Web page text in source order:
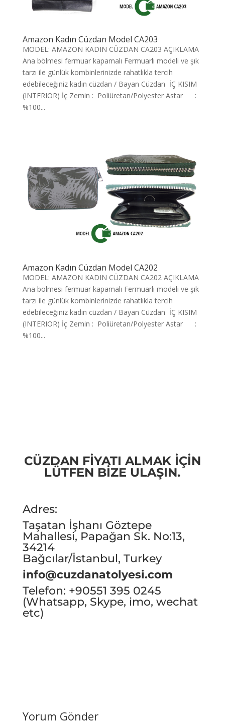
Amazon Kadın Cüzdan Model CA203
MODEL: AMAZON KADIN CÜZDAN CA203 AÇIKLAMA
Ana bölmesi fermuar kapamalı Fermuarlı modeli ve şık
tarzı ile günlük kombinlerinizde rahatlıkla tercih
edebileceğiniz kadın cüzdan / Bayan Cüzdan İÇ KISIM
(INTERIOR) İç Zemin : Poliüretan/Polyester Astar :
%100...
Amazon Kadın Cüzdan Model CA202
MODEL: AMAZON KADIN CÜZDAN CA202 AÇIKLAMA
Ana bölmesi fermuar kapamalı Fermuarlı modeli ve şık
tarzı ile günlük kombinlerinizde rahatlıkla tercih
edebileceğiniz kadın cüzdan / Bayan Cüzdan İÇ KISIM
(INTERIOR) İç Zemin : Poliüretan/Polyester Astar :
%100...
CÜZDAN FİYATI ALMAK İÇİN
LÜTFEN BİZE ULAŞIN.
Adres:
Taşatan İşhanı Göztepe
Mahallesi, Papağan Sk. No:13,
34214
Bağcılar/İstanbul, Turkey
info@cuzdanatolyesi.com
Telefon: +90551 395 0245
(Whatsapp, Skype, imo, wechat
etc)
Yorum Gönder